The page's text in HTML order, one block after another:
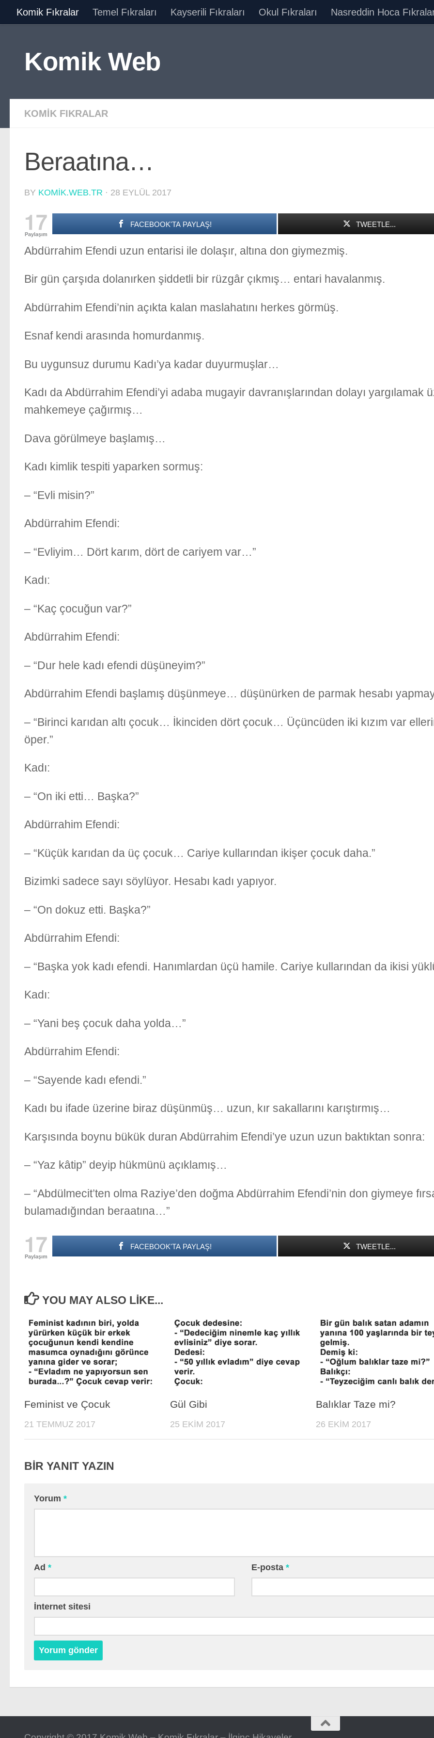
Skip to content
Komik Fıkralar Temel Fıkraları Kayserili Fıkraları Okul Fıkraları Nasreddin Hoca
Komik Web
KOMIK FIKRALAR
Beraatına…
BY KOMIK.WEB.TR · 28 EYLÜL 2017
17
Paylaşım
FACEBOOK'TA PAYLAŞ! TWEETLE...
Abdürrahim Efendi uzun entarisi ile dolaşır, altına don giymezmiş.
Bir gün çarşıda dolanırken şiddetli bir rüzgâr çıkmış… entari havalanmış.
Abdürrahim Efendi’nin açıkta kalan maslahatını herkes görmüş.
Esnaf kendi arasında homurdanmış.
Bu uygunsuz durumu Kadı’ya kadar duyurmuşlar…
Kadı da Abdürrahim Efendi’yi adaba mugayir davranışlarından dolayı yargılamak
mahkemeye çağırmış…
Dava görülmeye başlamış…
Kadı kimlik tespiti yaparken sormuş:
– “Evli misin?”
Abdürrahim Efendi:
– “Evliyim… Dört karım, dört de cariyem var…”
Kadı:
– “Kaç çocuğun var?”
Abdürrahim Efendi:
– “Dur hele kadı efendi düşüneyim?”
Abdürrahim Efendi başlamış düşünmeye… düşünürken de parmak hesabı
– “Birinci karıdan altı çocuk… İkinciden dört çocuk… Üçüncüden iki kızım var
öper.”
Kadı:
– “On iki etti… Başka?”
Abdürrahim Efendi:
– “Küçük karıdan da üç çocuk… Cariye kullarından ikişer çocuk daha.”
Bizimki sadece sayı söylüyor. Hesabı kadı yapıyor.
– “On dokuz etti. Başka?”
Abdürrahim Efendi:
– “Başka yok kadı efendi. Hanımlardan üçü hamile. Cariye kullarından da ikisi
Kadı:
– “Yani beş çocuk daha yolda…”
Abdürrahim Efendi:
– “Sayende kadı efendi.”
Kadı bu ifade üzerine biraz düşünmüş… uzun, kır sakallarını karıştırmış…
Karşısında boynu bükük duran Abdürrahim Efendi’ye uzun uzun baktıktan sonra:
– “Yaz kâtip” deyip hükmünü açıklamış…
– “Abdülmecit’ten olma Raziye’den doğma Abdürrahim Efendi’nin don giymeye
bulamadığından beraatına…”
17
Paylaşım
FACEBOOK'TA PAYLAŞ! TWEETLE...
YOU MAY ALSO LIKE...
Feminist ve Çocuk
21 TEMMUZ 2017
Gül Gibi
25 EKIM 2017
Balıklar Taze mi?
26 EKIM 2017
BIR YANIT YAZIN
Yorum *
Ad * E-posta*
İnternet sitesi